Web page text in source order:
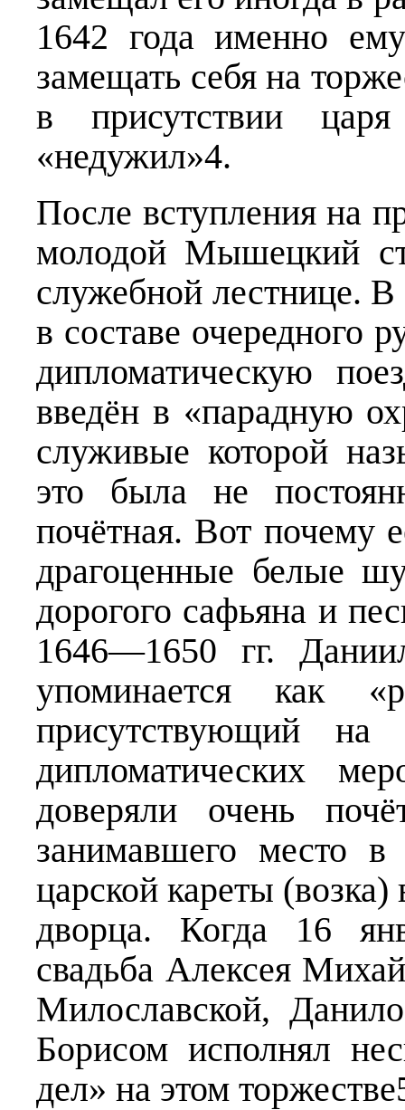
1642 года именно
замещать себя на
в присутствии
«недужил»4.
После вступления на
молодой Мышецкий
служебной лестнице.
в составе очередного
дипломатическую
введён в «парадную
служивые которой
это была не
почётная. Вот почему
драгоценные белые
дорогого сафьяна и
1646—1650 гг.
упоминается как
присутствующий
дипломатических
доверяли очень
занимавшего место в
царской кареты (возка)
дворца. Когда 16
свадьба Алексея
Милославской,
Борисом исполнял
дел» на этом